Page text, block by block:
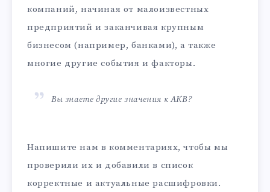
компаний, начиная от малоизвестных
предприятий и заканчивая крупным
бизнесом (например, банками), а также
многие другие события и факторы.
Вы знаете другие значения к АКВ?
Напишите нам в комментариях, чтобы мы
проверили их и добавили в список
корректные и актуальные расшифровки.